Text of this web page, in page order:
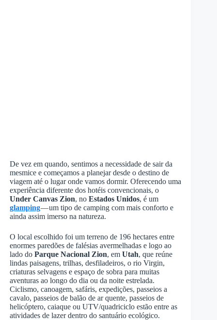
De vez em quando, sentimos a necessidade de sair da
mesmice e começamos a planejar desde o destino de
viagem até o lugar onde vamos dormir. Oferecendo uma
experiência diferente dos hotéis convencionais, o
Under Canvas Zion, no Estados Unidos, é um
glamping— um tipo de camping com mais conforto e
ainda assim imerso na natureza.
O local escolhido foi um terreno de 196 hectares entre
enormes paredões de falésias avermelhadas e logo ao
lado do Parque Nacional Zion, em Utah, que reúne
lindas paisagens, trilhas, desfiladeiros, o rio Virgin,
criaturas selvagens e espaço de sobra para muitas
aventuras ao longo do dia ou da noite estrelada.
Ciclismo, canoagem, safáris, expedições, passeios a
cavalo, passeios de balão de ar quente, passeios de
helicóptero, caiaque ou UTV/quadriciclo estão entre as
atividades de lazer dentro do santuário ecológico.